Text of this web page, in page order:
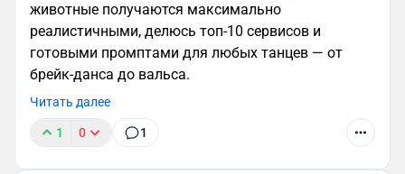
животные получаются максимально
реалистичными, делюсь топ-10 сервисов и
готовыми промптами для любых танцев — от
брейк-данса до вальса.
Читать далее
1 0 1